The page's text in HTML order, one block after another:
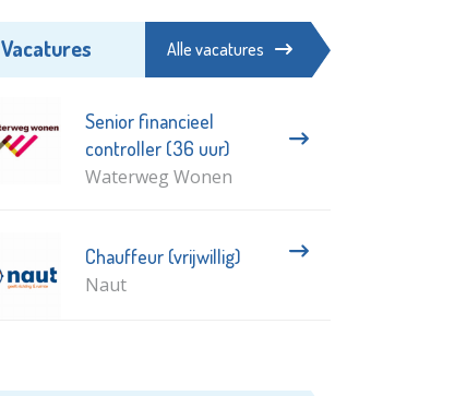
Vacatures Alle vacatures
Senior financieel
controller (36 uur)
Waterweg Wonen
Chauffeur (vrijwillig)
Naut